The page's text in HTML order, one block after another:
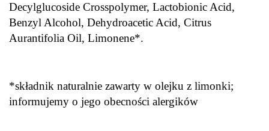
Decylglucoside Crosspolymer, Lactobionic Acid,
Benzyl Alcohol, Dehydroacetic Acid, Citrus
Aurantifolia Oil, Limonene*.
*składnik naturalnie zawarty w olejku z limonki;
informujemy o jego obecności alergików